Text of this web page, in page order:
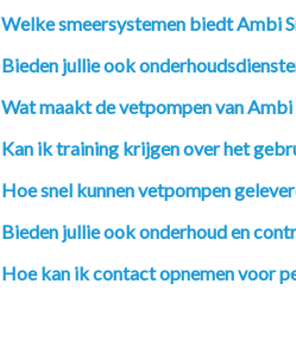
Welke smeersystemen biedt Ambi
Bieden jullie ook
Wat maakt de vetpompen van Ambi
Kan ik training krijgen over het
Hoe snel kunnen vetpompen
Bieden jullie ook onderhoud en
Hoe kan ik contact opnemen voor